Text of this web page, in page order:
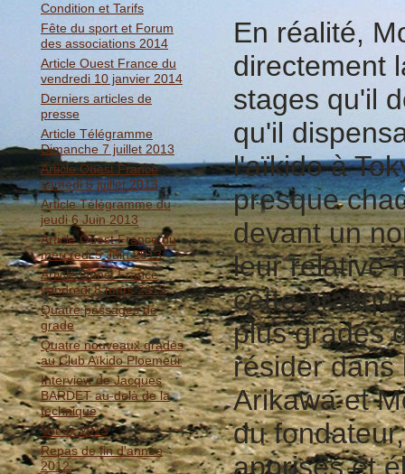
Condition et Tarifs
Fête du sport et Forum
des associations 2014
Article Ouest France du
vendredi 10 janvier 2014
Derniers articles de
presse
Article Télégramme
Dimanche 7 juillet 2013
Article Ouest France
samedi 6 juillet 2013
Article Télégramme du
jeudi 6 Juin 2013
Article Ouest France du
mercredi 5 Juin 2013
Article Ouest France
vendredi 8 mars 2013
Quatre passages de
grade
Quatre nouveaux gradés
au Club Aïkido Ploemeur
Interview de Jacques
BARDET au-delà de la
technique
Voeux 2013
Repas de fin d'année
2012
En réalité,
directement
stages qu'il
qu'il
l'aïkido à
presque
devant un
leur relative
cette
plus gradés
résider dans
Arikawa et
du
apprises et